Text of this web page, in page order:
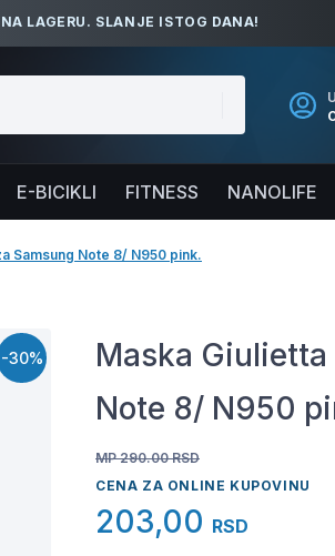
LAGERU. SLANJE ISTOG DANA!
E-BICIKLI FITNESS NANOLIFE
Samsung Note 8/ N950 pink.
-30%
Maska Giulietta
Note 8/ N950
MP 290.00 RSD
CENA ZA ONLINE KUPOVINU
203,00 RSD